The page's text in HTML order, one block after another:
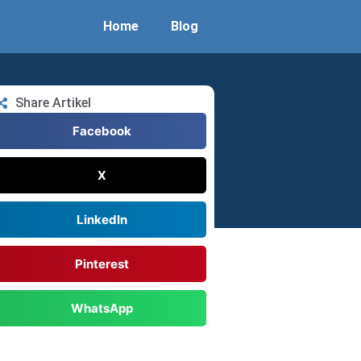
Home Blog
Share Artikel
Facebook
X
LinkedIn
Pinterest
WhatsApp